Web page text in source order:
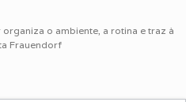
o ambiente, a rotina e traz à
Frauendorf